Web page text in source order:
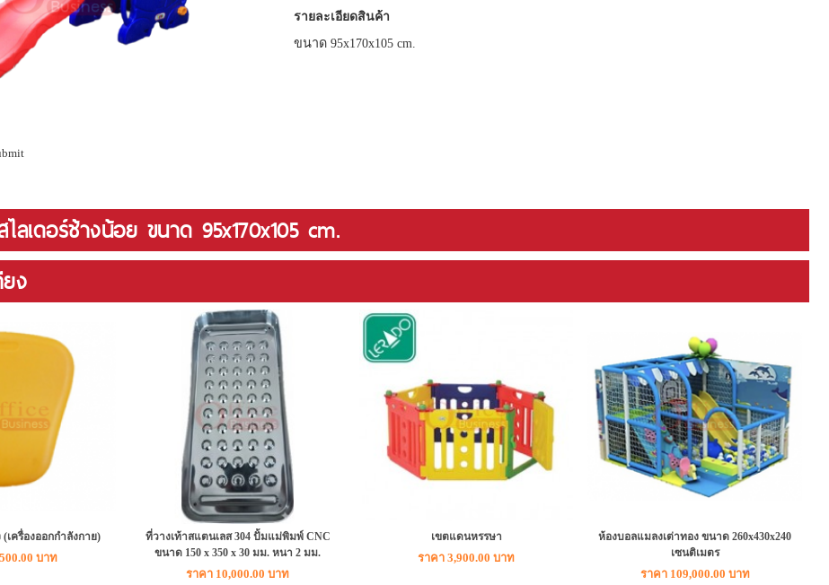
รายละเอียดสินค้า
ขนาด 95x170x105 cm.
ลเดอร์ช้างน้อย ขนาด 95x170x105 cm.
ง
(เครื่องออกกำลังกาย)
บาท
ที่วางเท้าสแตนเลส 304 ปั้มแม่พิมพ์ CNC
ขนาด 150 x 350 x 30 มม. หนา 2 มม.
ราคา 10,000.00 บาท
เขตแดนหรรษา
ราคา 3,900.00 บาท
ห้องบอลแมลงเต่าทอง ขนาด 260x430x240
เซนติเมตร
ราคา 109,000.00 บาท